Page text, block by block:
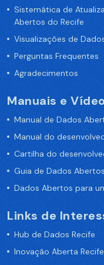
Sistemática de
Abertos do Recife
Visualizações de
Perguntas Frequentes
Agradecimentos
Manuais e
Manual de Dados
Manual do
Cartilha do
Guia de Dados Abertos
Dados Abertos para
Links de
Hub de Dados Recife
Inovação Aberta Recife